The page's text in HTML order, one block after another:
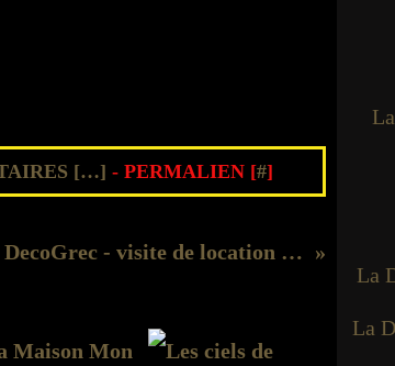
[…] - PERMALIEN [#]
La DecoGrec - visite de location de vacances
La
La